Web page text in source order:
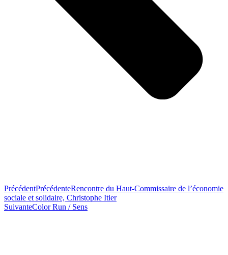
PrécédentPrécédenteRencontre du Haut-Commissaire de l’économie
sociale et solidaire, Christophe Itier
SuivanteColor Run / Sens